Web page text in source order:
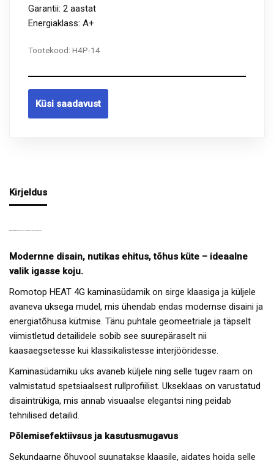
Garantii: 2 aastat
Energiaklass: A+
Tootekood: H4P-14
Küsi saadavust
Kirjeldus
Modernne disain, nutikas ehitus, tõhus küte – ideaalne
valik igasse koju.
Romotop HEAT 4G kaminasüdamik on sirge klaasiga ja küljele
avaneva uksega mudel, mis ühendab endas modernse disaini ja
energiatõhusa kütmise. Tänu puhtale geomeetriale ja täpselt
viimistletud detailidele sobib see suurepäraselt nii
kaasaegsetesse kui klassikalistesse interjööridesse.
Kaminasüdamiku uks avaneb küljele ning selle tugev raam on
valmistatud spetsiaalsest rullprofiilist. Ukseklaas on varustatud
disaintrükiga, mis annab visuaalse elegantsi ning peidab
tehnilised detailid.
Põlemisefektiivsus ja kasutusmugavus
Sekundaarne õhuvool suunatakse klaasile, aidates hoida selle